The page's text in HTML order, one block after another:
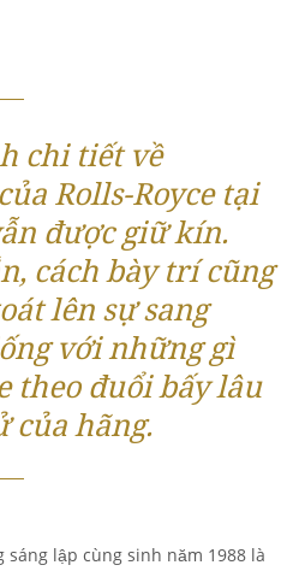
chi tiết về
Rolls-Royce tại
được giữ kín.
cách bày trí cũng
lên sự sang
với những gì
theo đuổi bấy lâu
của hãng.
sáng lập cùng sinh năm 1988 là